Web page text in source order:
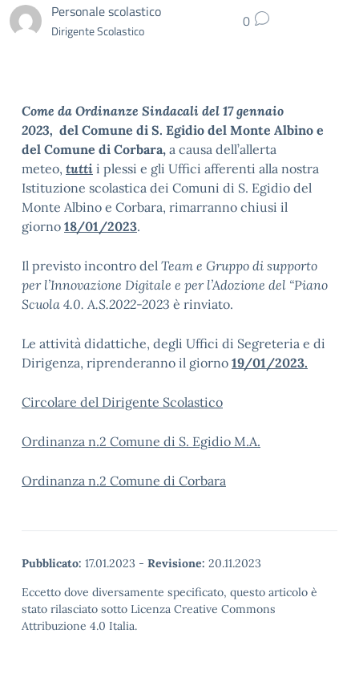
Personale scolastico
Dirigente Scolastico 0
Come da Ordinanze Sindacali del 17 gennaio
2023, del Comune di S. Egidio del Monte Albino e
del Comune di Corbara, a causa dell’allerta
meteo, tutti i plessi e gli Uffici afferenti alla nostra
Istituzione scolastica dei Comuni di S. Egidio del
Monte Albino e Corbara, rimarranno chiusi il
giorno 18/01/2023.
Il previsto incontro del Team e Gruppo di supporto
per l’Innovazione Digitale e per l’Adozione del “Piano
Scuola 4.0. A.S.2022-2023 è rinviato.
Le attività didattiche, degli Uffici di Segreteria e di
Dirigenza, riprenderanno il giorno 19/01/2023.
Circolare del Dirigente Scolastico
Ordinanza n.2 Comune di S. Egidio M.A.
Ordinanza n.2 Comune di Corbara
Pubblicato: 17.01.2023 - Revisione: 20.11.2023
Eccetto dove diversamente specificato, questo articolo è
stato rilasciato sotto Licenza Creative Commons
Attribuzione 4.0 Italia.